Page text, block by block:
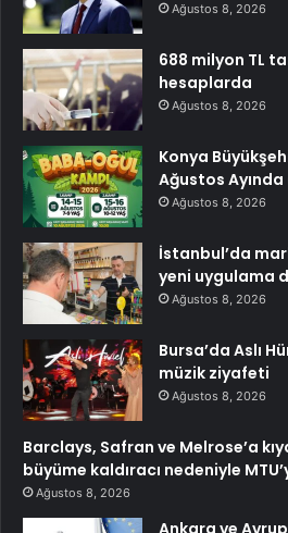
Ağustos 8, 2026
688 milyon TL
hesaplarda
Ağustos 8, 2026
Konya
Ağustos
Ağustos 8, 2026
İstanbul’da
yeni uygulama
Ağustos 8, 2026
Bursa’da Aslı
müzik ziyafeti
Ağustos 8, 2026
Barclays, Safran ve Melrose’a
büyüme kaldıracı nedeniyle
Ağustos 8, 2026